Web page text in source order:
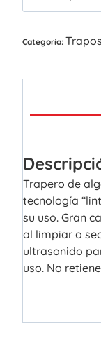
Categoría: Trapos
Trapero de
tecnología
su uso. Gran
al limpiar o
ultrasonido
uso. No